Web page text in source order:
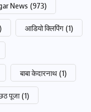
News (973)
आडियो क्लिपिंग (1)
बाबा केदारनाथ (1)
छठ पूजा (1)